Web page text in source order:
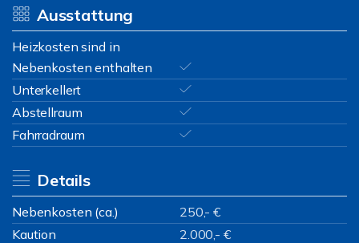
Ausstattung
Heizkosten sind in
Nebenkosten enthalten
Unterkellert
Abstellraum
Fahrradraum
Details
Nebenkosten (ca.)
250,- €
Kaution
2.000,- €